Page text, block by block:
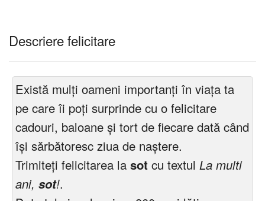
Descriere felicitare
Există mulți oameni importanți în viața ta
pe care îi poți surprinde cu o felicitare
cadouri, baloane și tort de fiecare dată când
își sărbătoresc ziua de naștere.
Trimiteți felicitarea la sot cu textul La multi
ani, sot!.